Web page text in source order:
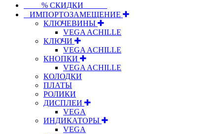
⠀⠀⠀% СКИДКИ⠀⠀⠀⠀
⠀ИМПОРТОЗАМЕЩЕНИЕ
КЛЮЧЕВИНЫ
VEGA ACHILLE
КЛЮЧИ
VEGA ACHILLE
КНОПКИ
VEGA ACHILLE
КОЛОДКИ
ПЛАТЫ
РОЛИКИ
ДИСПЛЕИ
VEGA
ИНДИКАТОРЫ
VEGA